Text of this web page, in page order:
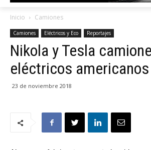
Inicio Camiones
Camiones Eléctricos y Eco Reportajes
Nikola y Tesla
eléctricos americanos
23 de noviembre 2018